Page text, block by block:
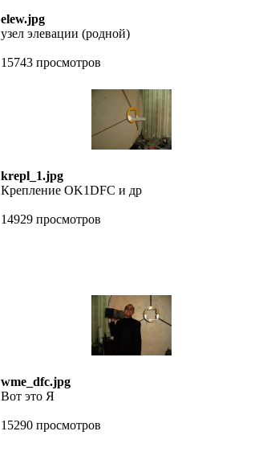
elew.jpg
узел элевации (родной)
15743 просмотров
krepl_1.jpg
Крепление OK1DFC и др
14929 просмотров
wme_dfc.jpg
Вот это Я
15290 просмотров